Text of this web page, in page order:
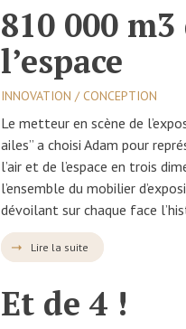
810 000
l’espace
INNOVATION / CONCEPTION
Le metteur en scène de
ailes” a choisi Adam pour
l’air et de l’espace en trois
l’ensemble du mobilier
dévoilant sur chaque face
Lire la suite
Et de 4 !